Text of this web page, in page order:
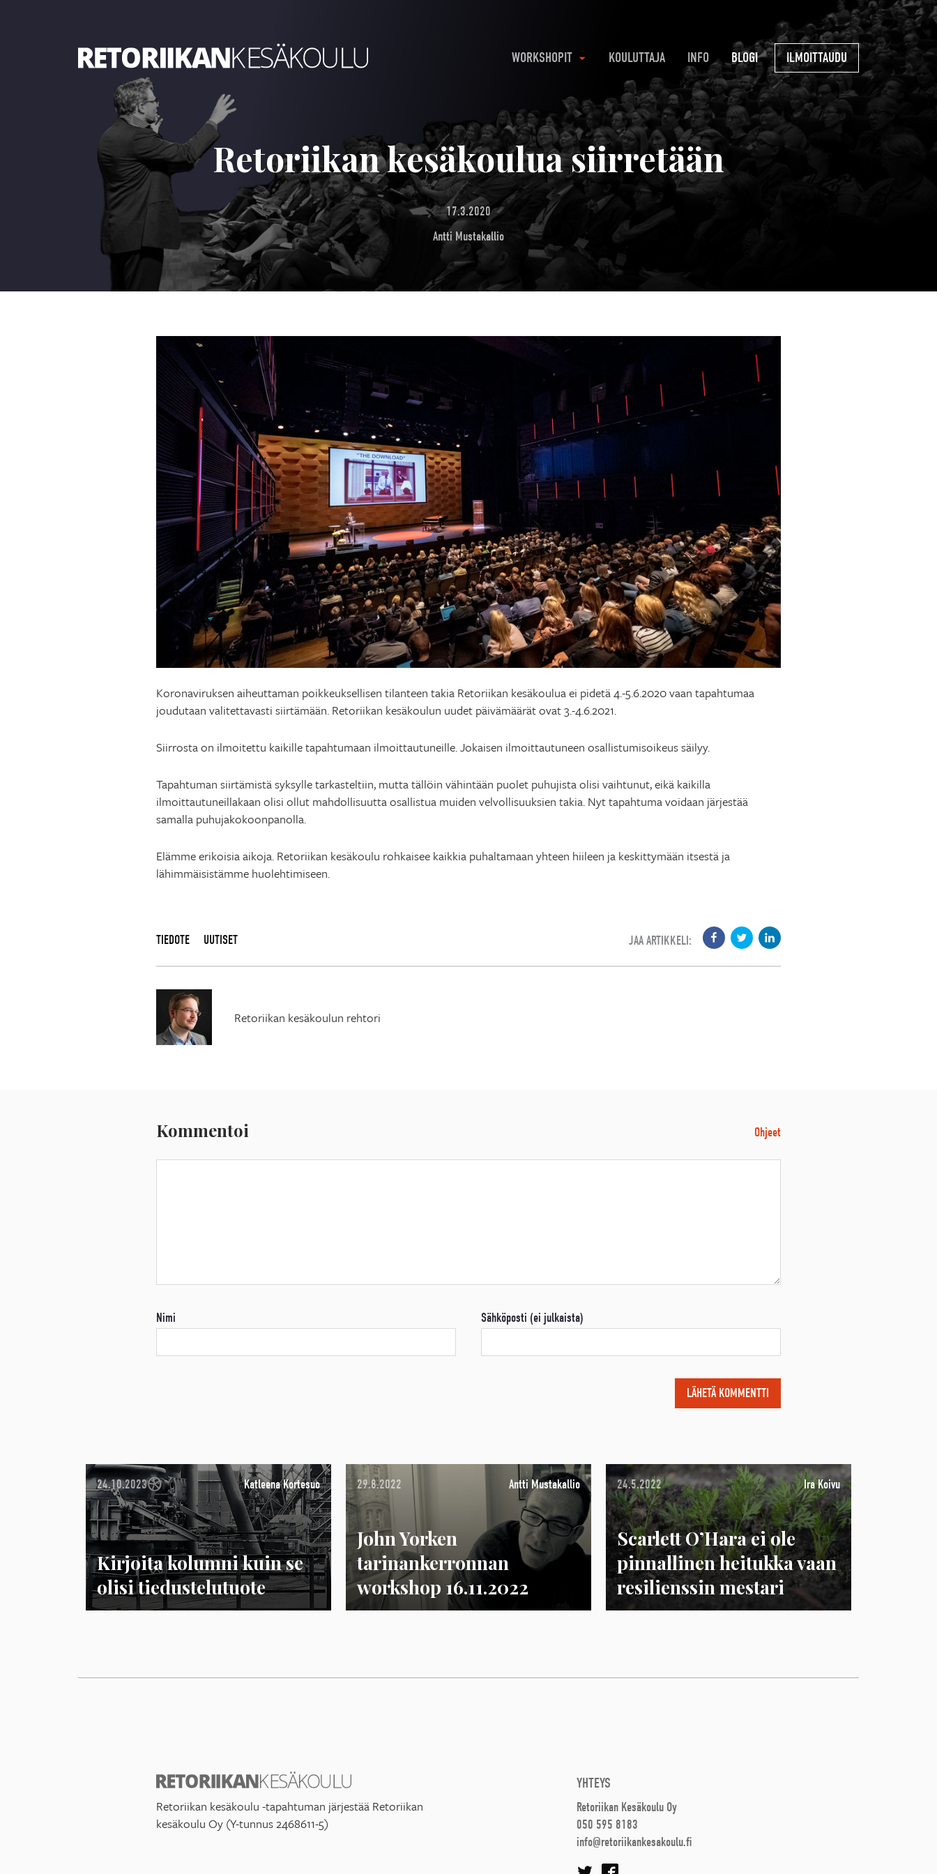
WORKSHOPIT KOULUTTAJA INFO BLOGI ILMOITTAUDU
Retoriikan kesäkoulua siirretään
17.3.2020
Antti Mustakallio
Koronaviruksen aiheuttaman poikkeuksellisen tilanteen takia Retoriikan kesäkoulua ei pidetä 4.-5.6.2020 vaan tapahtumaa
joudutaan valitettavasti siirtämään. Retoriikan kesäkoulun uudet päivämäärät ovat 3.-4.6.2021.
Siirrosta on ilmoitettu kaikille tapahtumaan ilmoittautuneille. Jokaisen ilmoittautuneen osallistumisoikeus säilyy.
Tapahtuman siirtämistä syksylle tarkasteltiin, mutta tällöin vähintään puolet puhujista olisi vaihtunut, eikä kaikilla
ilmoittautuneillakaan olisi ollut mahdollisuutta osallistua muiden velvollisuuksien takia. Nyt tapahtuma voidaan järjestää
samalla puhujakokoonpanolla.
Elämme erikoisia aikoja. Retoriikan kesäkoulu rohkaisee kaikkia puhaltamaan yhteen hiileen ja keskittymään itsestä ja
lähimmäisistämme huolehtimiseen.
TIEDOTE UUTISET JAA ARTIKKELI:
Retoriikan kesäkoulun rehtori
Kommentoi Ohjeet
Nimi Sähköposti (ei julkaista)
24.10.2023 Katleena Kortesuo
Kirjoita kolumni kuin se
olisi tiedustelutuote
29.8.2022 Antti Mustakallio
John Yorken
tarinankerronnan
workshop 16.11.2022
24.5.2022 Ira Koivu
Scarlett O’Hara ei ole
pinnallinen heitukka vaan
resilienssin mestari
Retoriikan kesäkoulu -tapahtuman järjestää Retoriikan
kesäkoulu Oy (Y-tunnus 2468611-5)
YHTEYS
Retoriikan Kesäkoulu Oy
050 595 8183
info@retoriikankesakoulu.fi